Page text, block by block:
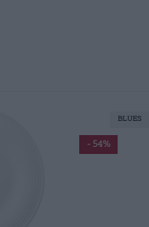
- 54%
BLUES